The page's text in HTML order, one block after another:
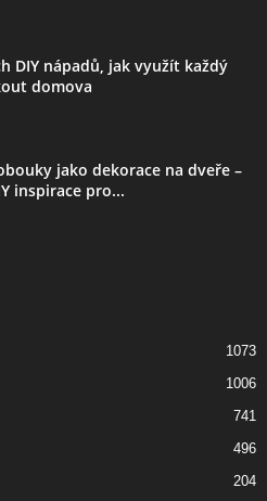
DIY nápadů, jak využít každý
domova
jako dekorace na dveře –
inspirace pro...
1073
1006
741
496
204